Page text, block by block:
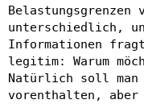
Belastungsgrenzen
unterschiedlich,
Informationen
legitim: Warum
Natürlich soll man
vorenthalten,